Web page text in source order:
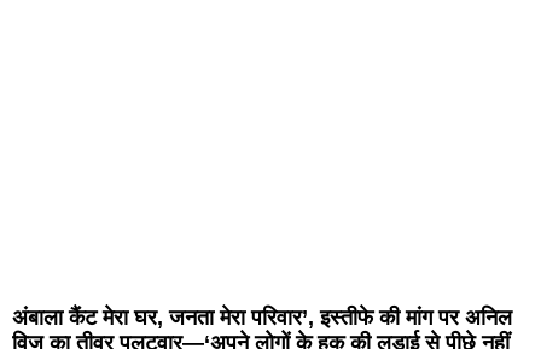
अंबाला कैंट मेरा घर, जनता मेरा परिवार’, इस्तीफे की मांग पर अनिल
विज का तीव्र पलटवार—‘अपने लोगों के हक की लड़ाई से पीछे नहीं